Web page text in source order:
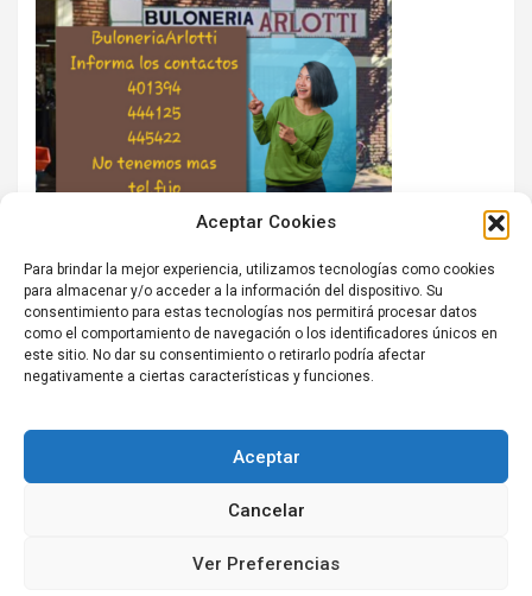
Aceptar Cookies
Para brindar la mejor experiencia, utilizamos tecnologías como cookies
para almacenar y/o acceder a la información del dispositivo. Su
consentimiento para estas tecnologías nos permitirá procesar datos
como el comportamiento de navegación o los identificadores únicos en
este sitio. No dar su consentimiento o retirarlo podría afectar
negativamente a ciertas características y funciones.
Aceptar
Cancelar
Ver Preferencias